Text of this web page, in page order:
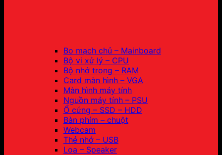
Bo mạch chủ – Mainboard
Bộ vi xử lý – CPU
Bộ nhớ trong – RAM
Card màn hình – VGA
Màn hình máy tính
Nguồn máy tính – PSU
Ổ cứng – SSD – HDD
Bàn phím – chuột
Webcam
Thẻ nhớ – USB
Loa – Speaker